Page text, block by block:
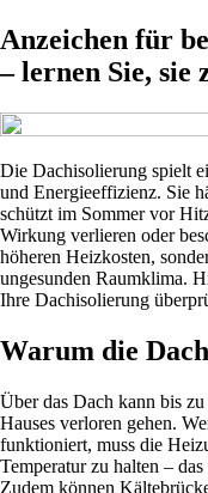
Anzeichen für
– lernen Sie, sie
Die Dachisolierung spielt
und Energieeffizienz. Sie
schützt im Sommer vor
Wirkung verlieren oder
höheren Heizkosten,
ungesunden Raumklima.
Ihre Dachisolierung
Warum die
Über das Dach kann bis
Hauses verloren gehen.
funktioniert, muss die
Temperatur zu halten –
Zudem können